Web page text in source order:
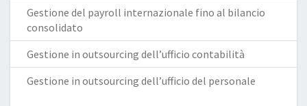
Gestione del payroll internazionale fino al bilancio
consolidato
Gestione in outsourcing dell’ufficio contabilità
Gestione in outsourcing dell’ufficio del personale